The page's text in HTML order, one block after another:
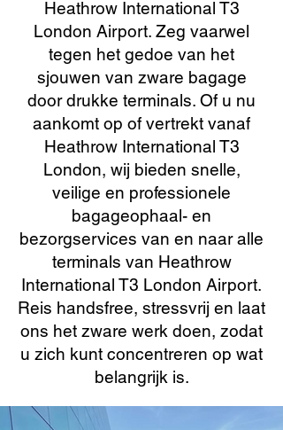
Heathrow International T3
London Airport. Zeg vaarwel
tegen het gedoe van het
sjouwen van zware bagage
door drukke terminals. Of u nu
aankomt op of vertrekt vanaf
Heathrow International T3
London, wij bieden snelle,
veilige en professionele
bagageophaal- en
bezorgservices van en naar alle
terminals van Heathrow
International T3 London Airport.
Reis handsfree, stressvrij en laat
ons het zware werk doen, zodat
u zich kunt concentreren op wat
belangrijk is.